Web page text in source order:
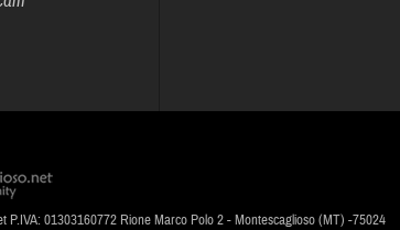
P.IVA: 01303160772 Rione Marco Polo 2 - Montescaglioso (MT) -75024